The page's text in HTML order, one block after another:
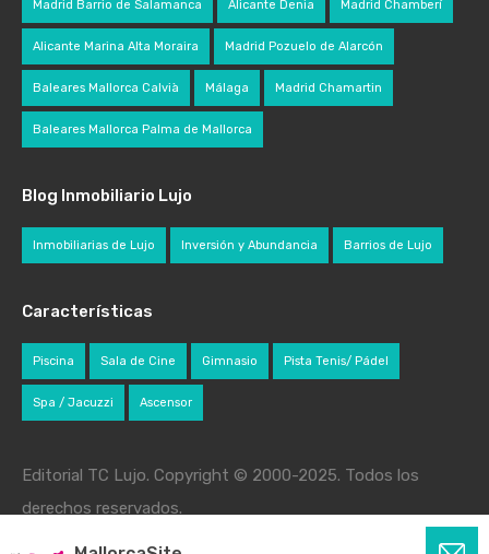
Madrid Barrio de Salamanca Alicante Denia Madrid Chamberí
Alicante Marina Alta Moraira Madrid Pozuelo de Alarcón
Baleares Mallorca Calvià Málaga Madrid Chamartin
Baleares Mallorca Palma de Mallorca
Blog Inmobiliario Lujo
Inmobiliarias de Lujo Inversión y Abundancia Barrios de Lujo
Características
Piscina Sala de Cine Gimnasio Pista Tenis/ Pádel
Spa / Jacuzzi Ascensor
Editorial TC Lujo. Copyright © 2000-2025. Todos los
derechos reservados.